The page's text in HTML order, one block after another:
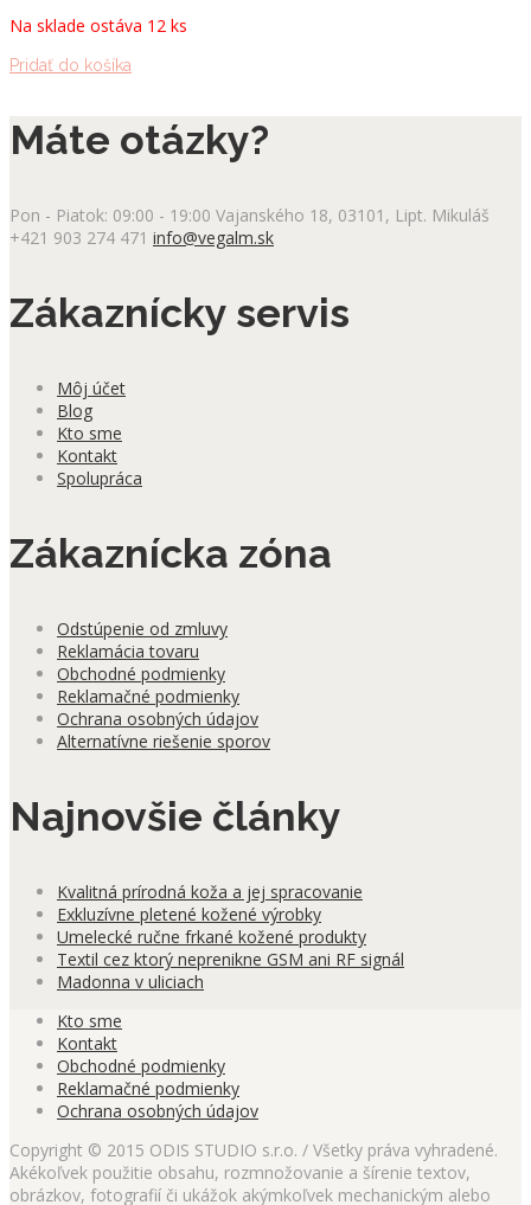
42.30 €.29.00 €.
Na sklade ostáva 12 ks
Pridať do košíka
Máte otázky?
Pon - Piatok: 09:00 - 19:00 Vajanského 18, 03101, Lipt. Mikuláš
+421 903 274 471 info@vegalm.sk
Zákaznícky servis
Môj účet
Blog
Kto sme
Kontakt
Spolupráca
Zákaznícka zóna
Odstúpenie od zmluvy
Reklamácia tovaru
Obchodné podmienky
Reklamačné podmienky
Ochrana osobných údajov
Alternatívne riešenie sporov
Najnovšie články
Kvalitná prírodná koža a jej spracovanie
Exkluzívne pletené kožené výrobky
Umelecké ručne frkané kožené produkty
Textil cez ktorý neprenikne GSM ani RF signál
Madonna v uliciach
Kto sme
Kontakt
Obchodné podmienky
Reklamačné podmienky
Ochrana osobných údajov
Copyright © 2015 ODIS STUDIO s.r.o. / Všetky práva vyhradené.
Akékoľvek použitie obsahu, rozmnožovanie a šírenie textov,
obrázkov, fotografií či ukážok akýmkoľvek mechanickým alebo